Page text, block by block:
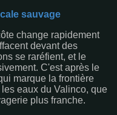
sauvage
change rapidement
devant des
se raréfient, et le
C'est après le
marque la frontière
eaux du Valinco, que
plus franche.